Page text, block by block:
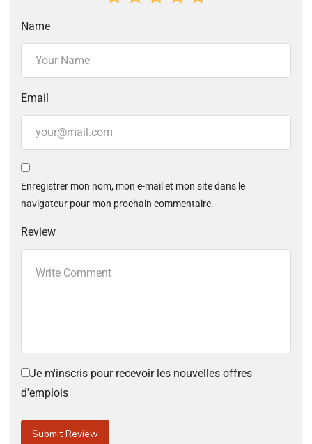
Name
Email
Enregistrer mon nom, mon e-mail et mon site dans le
navigateur pour mon prochain commentaire.
Review
Je m'inscris pour recevoir les nouvelles offres
d'emplois